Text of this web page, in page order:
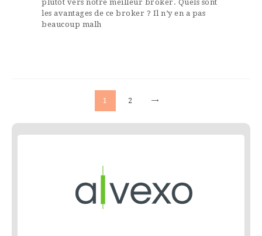
plutôt vers notre meilleur broker. Quels sont
les avantages de ce broker ? Il n’y en a pas
beaucoup malh
Navigation des articles
PAGE
1 PAGE
2